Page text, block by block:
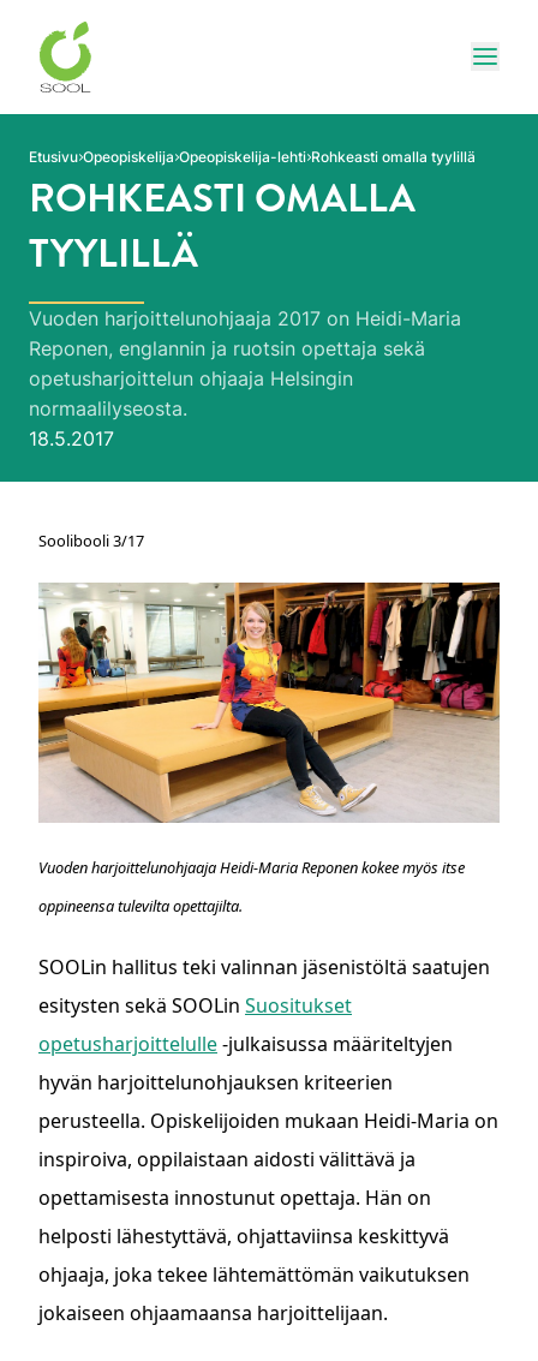
Siirry sivun sisältöön
Etusivu Opeopiskelija Opeopiskelija-lehti Rohkeasti omalla tyylillä
ROHKEASTI OMALLA
TYYLILLÄ
Vuoden harjoittelunohjaaja 2017 on Heidi-Maria
Reponen, englannin ja ruotsin opettaja sekä
opetusharjoittelun ohjaaja Helsingin
normaalilyseosta.
Julkaistu:
18.5.2017
Soolibooli 3/17
Vuoden harjoittelunohjaaja Heidi-Maria Reponen kokee myös itse
oppineensa tulevilta opettajilta.
SOOLin hallitus teki valinnan jäsenistöltä saatujen
esitysten sekä SOOLin Suositukset
opetusharjoittelulle-julkaisussa määriteltyjen
hyvän harjoittelunohjauksen kriteerien
perusteella. Opiskelijoiden mukaan Heidi-Maria on
inspiroiva, oppilaistaan aidosti välittävä ja
opettamisesta innostunut opettaja. Hän on
helposti lähestyttävä, ohjattaviinsa keskittyvä
ohjaaja, joka tekee lähtemättömän vaikutuksen
jokaiseen ohjaamaansa harjoittelijaan.